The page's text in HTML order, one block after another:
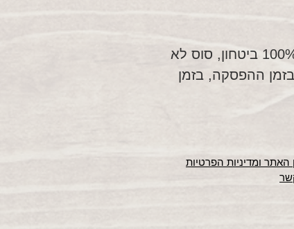
רצועת צווארון נשלפת, כדי להבטיח 100% ביטחון, סוס לא
ההפסקה, בזמן
האתר ומדיניות הפרטיות